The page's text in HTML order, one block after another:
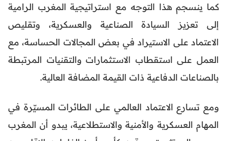
كما ينسجم هذا التوجه مع استراتيجية المغرب الرامية
إلى تعزيز السيادة الصناعية والعسكرية، وتقليص
الاعتماد على الاستيراد في بعض المجالات الحساسة، مع
العمل على استقطاب الاستثمارات والتقنيات المرتبطة
بالصناعات الدفاعية ذات القيمة المضافة العالية.
ومع تسارع الاعتماد العالمي على الطائرات المسيّرة في
المهام العسكرية والأمنية والاستطلاعية، يبدو أن المغرب